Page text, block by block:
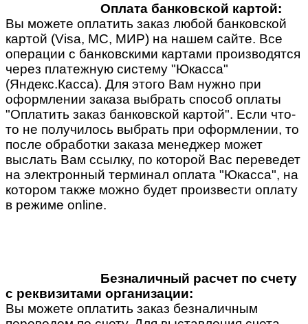
Оплата банковской картой:
Вы можете оплатить заказ любой банковской
картой (Visa, MC, МИР) на нашем сайте. Все
операции с банковскими картами производятся
через платежную систему "Юкасса"
(Яндекс.Касса). Для этого Вам нужно при
оформлении заказа выбрать способ оплаты
"Оплатить заказ банковской картой". Если что-
то не получилось выбрать при оформлении, то
после обработки заказа менеджер может
выслать Вам ссылку, по которой Вас переведет
на электронный терминал оплата "Юкасса", на
котором также можно будет произвести оплату
в режиме online.
Безналичный расчет по счету
с реквизитами организации:
Вы можете оплатить заказ безналичным